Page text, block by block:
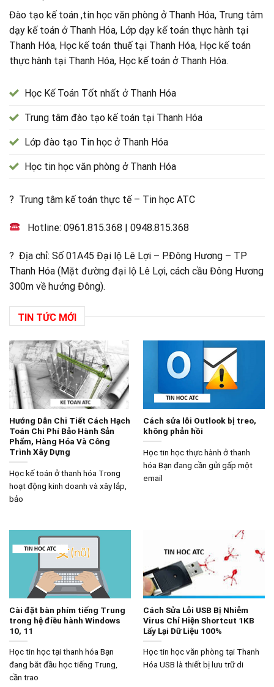
Đào tạo kế toán ,tin học văn phòng ở Thanh Hóa, Trung tâm
dạy kế toán ở Thanh Hóa, Lớp dạy kế toán thực hành tại
Thanh Hóa, Học kế toán thuế tại Thanh Hóa, Học kế toán
thực hành tại Thanh Hóa, Học kế toán ở Thanh Hóa.
Học Kế Toán Tốt nhất ở Thanh Hóa
Trung tâm đào tạo kế toán tại Thanh Hóa
Lớp đào tạo Tin học ở Thanh Hóa
Học tin học văn phòng ở Thanh Hóa
? Trung tâm kế toán thực tế – Tin học ATC
Hotline:0961.815.368 |0948.815.368
? Địa chỉ: Số 01A45 Đại lộ Lê Lợi – P.Đông Hương – TP
Thanh Hóa (Mặt đường đại lộ Lê Lợi, cách cầu Đông Hương
300m về hướng Đông).
TIN TỨC MỚI
Hướng Dẫn Chi Tiết Cách Hạch
Toán Chi Phí Bảo Hành Sản
Phẩm, Hàng Hóa Và Công
Trình Xây Dựng
Học kế toán ở thanh hóa Trong
hoạt động kinh doanh và xây lắp,
bảo
Cách sửa lỗi Outlook bị treo,
không phản hồi
Học tin học thực hành ở thanh
hóa Bạn đang cần gửi gấp một
email
Cài đặt bàn phím tiếng Trung
trong hệ điều hành Windows
10, 11
Học tin học tại thanh hóa Bạn
đang bắt đầu học tiếng Trung,
cần trao
Cách Sửa Lỗi USB Bị Nhiễm
Virus Chỉ Hiện Shortcut 1KB
Lấy Lại Dữ Liệu 100%
Học tin học văn phòng tại Thanh
Hóa USB là thiết bị lưu trữ di